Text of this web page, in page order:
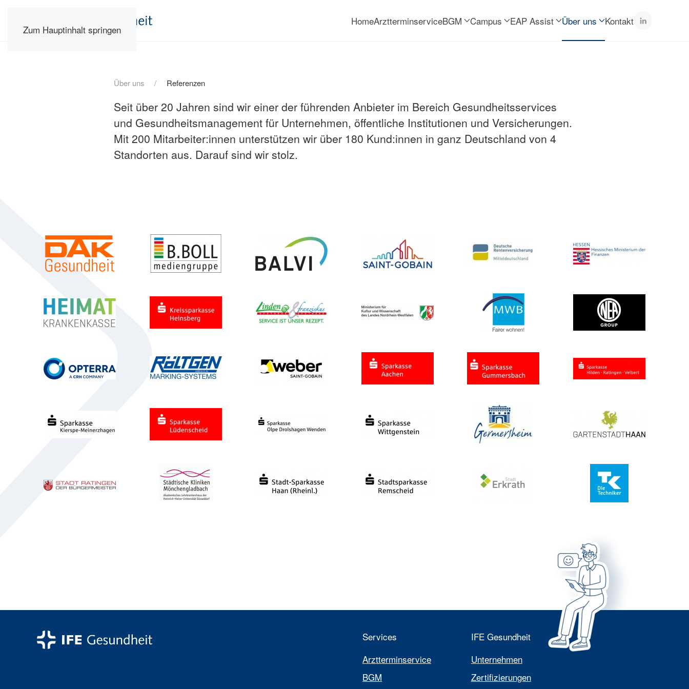
Zum Hauptinhalt springen
HomeArztterminserviceBGM Campus EAP Assist Über uns Kontakt
Immer die richtige Entscheidung.
Über uns Referenzen
Seit über 20 Jahren sind wir einer der führenden Anbieter im Bereich Gesundheitsservices
und Gesundheitsmanagement für Unternehmen, öffentliche Institutionen und Versicherungen.
Mit 200 Mitarbeiter:innen unterstützen wir über 180 Kund:innen in ganz Deutschland von 4
Standorten aus. Darauf sind wir stolz.
Services
Arztterminservice
BGM
IFE Gesundheit
Unternehmen
Zertifizierungen